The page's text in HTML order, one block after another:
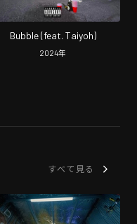
Bubble (feat. Taiyoh)
2024年
すべて見る